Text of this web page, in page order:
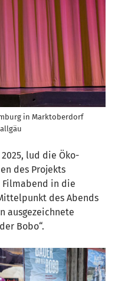
in Marktoberdorf
lud die Öko-
des Projekts
Filmabend in die
des Abends
ausgezeichnete
Bobo“.